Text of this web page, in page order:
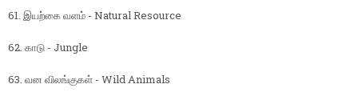
61. இயற்கை வளம் - Natural Resource
62. காடு - Jungle
63. வன விலங்குகள் - Wild Animals